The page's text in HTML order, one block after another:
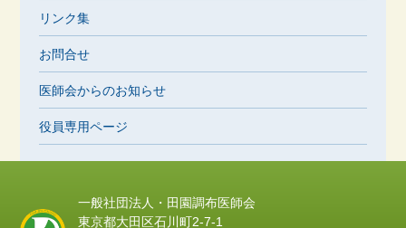
リンク集
お問合せ
医師会からのお知らせ
役員専用ページ
一般社団法人・田園調布医師会
東京都大田区石川町2-7-1